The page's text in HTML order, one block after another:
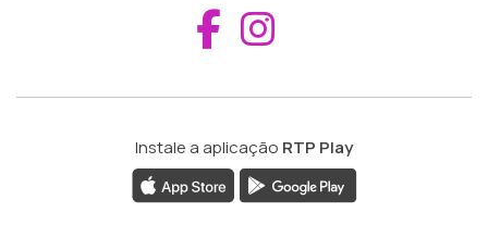
Aceder ao
Instale a aplicação RTP Play